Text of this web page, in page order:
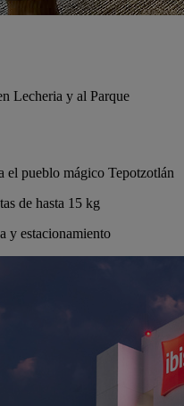
Lecheria y al Parque
el pueblo mágico Tepotzotlán
de hasta 15 kg
y estacionamiento